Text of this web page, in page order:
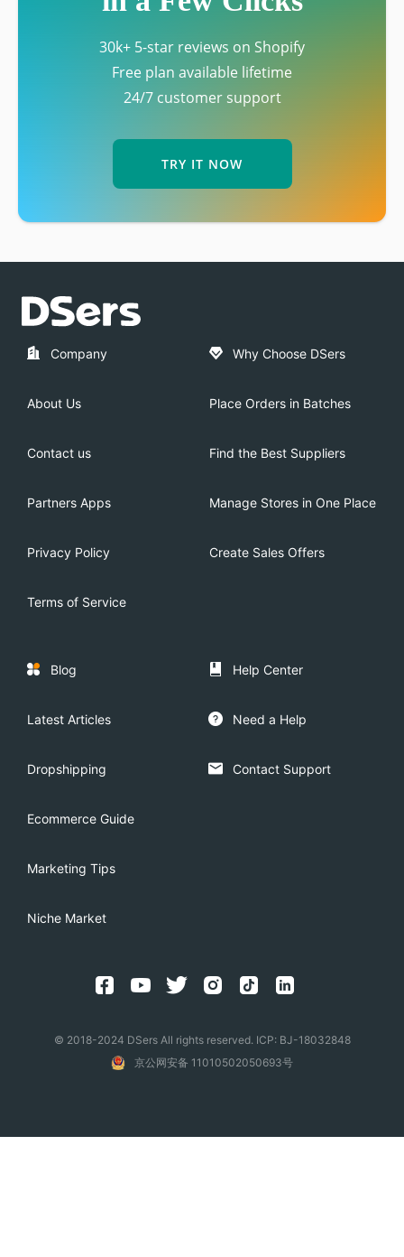
30k+ 5-star reviews on Shopify
Free plan available lifetime
24/7 customer support
TRY IT NOW
Company
About Us
Contact us
Partners Apps
Privacy Policy
Terms of Service
Why Choose DSers
Place Orders in Batches
Find the Best Suppliers
Manage Stores in One Place
Create Sales Offers
Blog
Latest Articles
Dropshipping
Ecommerce Guide
Marketing Tips
Niche Market
Help Center
Need a Help
Contact Support
© 2018-2024 DSers All rights reserved. ICP: BJ-18032848
京公网安备 11010502050693号